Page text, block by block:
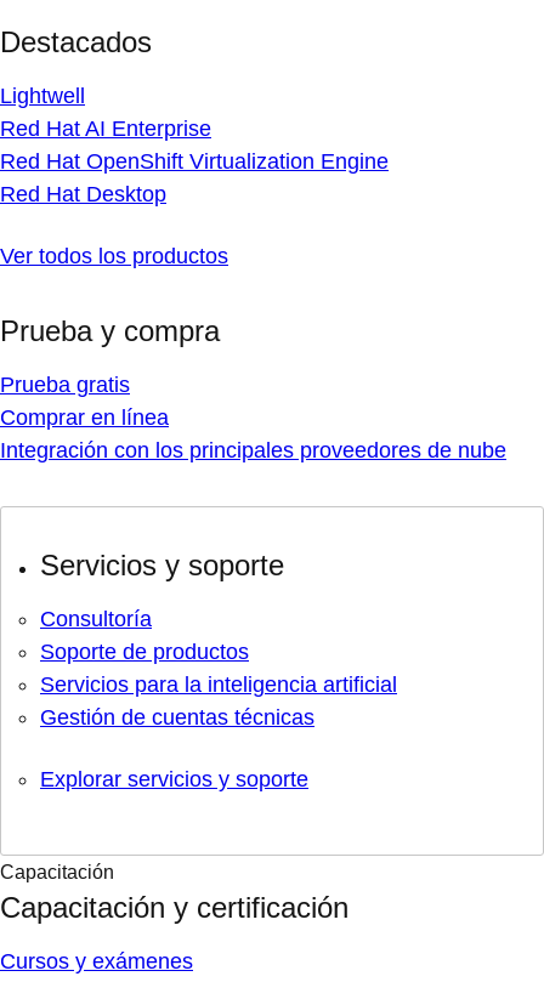
Destacados
Lightwell
Red Hat AI Enterprise
Red Hat OpenShift Virtualization Engine
Red Hat Desktop
Ver todos los productos
Prueba y compra
Prueba gratis
Comprar en línea
Integración con los principales proveedores de nube
Servicios y soporte
Consultoría
Soporte de productos
Servicios para la inteligencia artificial
Gestión de cuentas técnicas
Explorar servicios y soporte
Capacitación
Capacitación y certificación
Cursos y exámenes